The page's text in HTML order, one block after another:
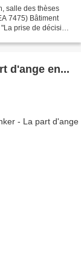
salle des thèses
7475) Bâtiment
prise de décision
d'ange en...